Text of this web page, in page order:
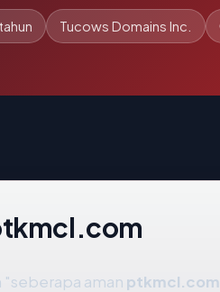
Tucows Domains Inc.
"seberapa aman ptkmcl.com